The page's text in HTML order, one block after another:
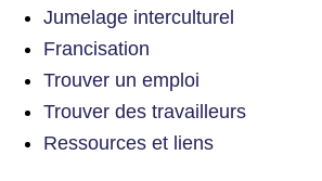
Jumelage interculturel
Francisation
Trouver un emploi
Trouver des travailleurs
Ressources et liens